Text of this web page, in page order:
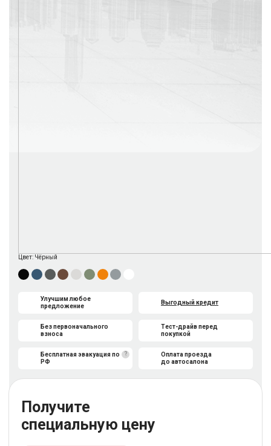
Цвет: Чёрный
Улучшим любое
предложение
Без первоначального
взноса
Выгодный кредит
Тест-драйв перед
покупкой
?
Бесплатная эвакуация по
РФ
Оплата проезда
до автосалона
Получите
специальную цену